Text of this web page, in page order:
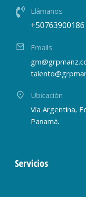
Llámanos
+50763900186
Emails
Ubicación
Vía Argentina,
Panamá.
Servicios